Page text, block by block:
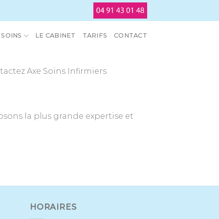
SOINS LE CABINET TARIFS CONTACT
Axe Soins Infirmiers
la plus grande expertise et
HORAIRES